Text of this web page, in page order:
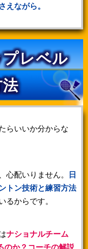
えながら。
レベル
らいいか分からな
心配いりません。
日
トン技術と練習方法
るからです。
ナショナルチーム
のか？コーチの解説